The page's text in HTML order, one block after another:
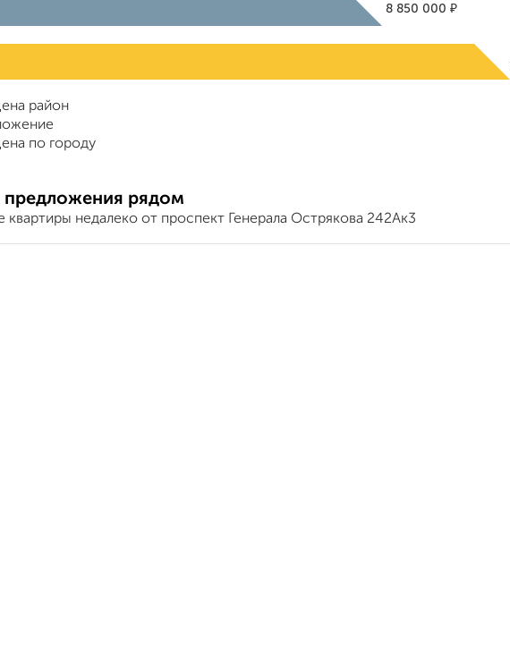
8 850 000 ₽
район
по городу
рядом
квартиры недалеко от проспект Генерала Острякова 242Ак3